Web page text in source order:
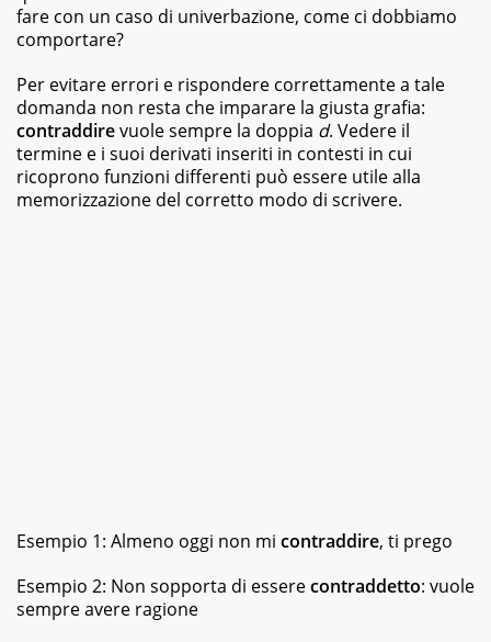
fare con un caso di univerbazione, come ci dobbiamo
comportare?
Per evitare errori e rispondere correttamente a tale
domanda non resta che imparare la giusta grafia:
contraddirevuole sempre la doppia d. Vedere il
termine e i suoi derivati inseriti in contesti in cui
ricoprono funzioni differenti può essere utile alla
memorizzazione del corretto modo di scrivere.
Esempio 1: Almeno oggi non mi contraddire, ti prego
Esempio 2: Non sopporta di esserecontraddetto: vuole
sempre avere ragione